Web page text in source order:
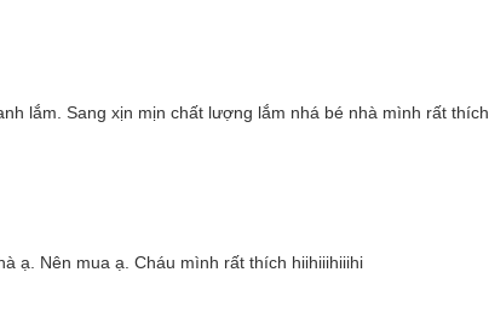
lắm. Sang xịn mịn chất lượng lắm nhá bé nhà mình rất thích
ạ. Nên mua ạ. Cháu mình rất thích hiihiiihiiihi